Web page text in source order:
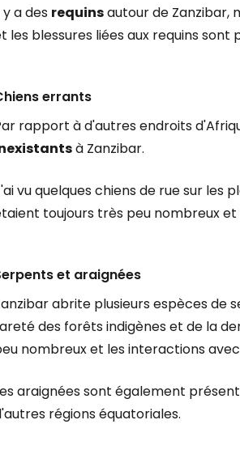
y a des requinsautour de Zanzibar,
les blessures liées aux requins
errants
rapport à d'autres endroits
à Zanzibar.
vu quelques chiens de rue sur les
toujours très peu nombreux et
et araignées
abrite plusieurs espèces de
des forêts indigènes et de la
nombreux et les interactions
araignées sont également
régions équatoriales.